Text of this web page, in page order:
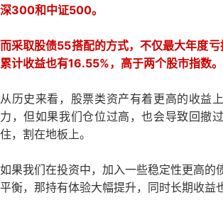
深300和中证500。
而采取股债55搭配的方式，不仅最大年度亏
累计收益也有16.55%，高于两个股市指数。
从历史来看，股票类资产有着更高的收益
力，但如果我们仓位过高，也会导致回撤
住，割在地板上。
如果我们在投资中，加入一些稳定性更高的
平衡，那持有体验大幅提升，同时长期收益